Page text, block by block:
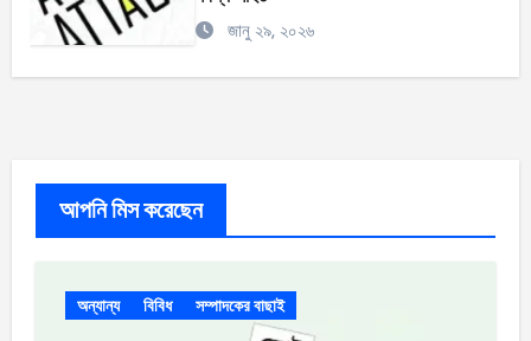
জানু ২৯, ২০২৬
আপনি মিস করেছেন
অন্যান্য বিবিধ সম্পাদকের বাছাই